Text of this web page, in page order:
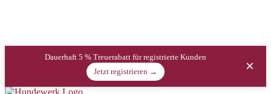
Dauerhaft 5 % Treuerabatt für registrierte Kunden
Jetzt registrieren →
×